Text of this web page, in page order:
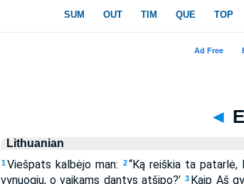
◄
Lithuanian
1 Viešpats kalbėjo man: 2“Ką reiškia ta patarlė,
vynuogių, o vaikams dantys atšipo?’ 3 Kaip Aš